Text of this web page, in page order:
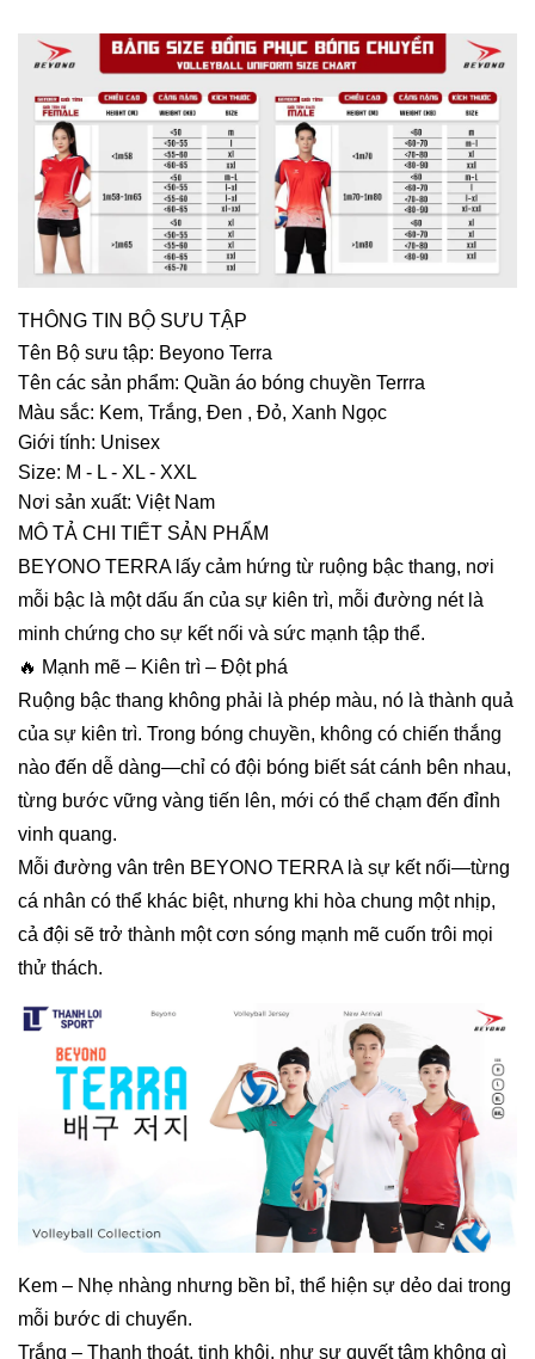
THÔNG TIN BỘ SƯU TẬP
Tên Bộ sưu tập: Beyono Terra
Tên các sản phẩm: Quần áo bóng chuyền Terrra
Màu sắc: Kem, Trắng, Đen , Đỏ, Xanh Ngọc
Giới tính: Unisex
Size: M - L - XL - XXL
Nơi sản xuất: Việt Nam
MÔ TẢ CHI TIẾT SẢN PHẨM
BEYONO TERRA lấy cảm hứng từ ruộng bậc thang, nơi
mỗi bậc là một dấu ấn của sự kiên trì, mỗi đường nét là
minh chứng cho sự kết nối và sức mạnh tập thể.
🔥 Mạnh mẽ – Kiên trì – Đột phá
Ruộng bậc thang không phải là phép màu, nó là thành quả
của sự kiên trì. Trong bóng chuyền, không có chiến thắng
nào đến dễ dàng—chỉ có đội bóng biết sát cánh bên nhau,
từng bước vững vàng tiến lên, mới có thể chạm đến đỉnh
vinh quang.
Mỗi đường vân trên BEYONO TERRA là sự kết nối—từng
cá nhân có thể khác biệt, nhưng khi hòa chung một nhịp,
cả đội sẽ trở thành một cơn sóng mạnh mẽ cuốn trôi mọi
thử thách.
Kem – Nhẹ nhàng nhưng bền bỉ, thể hiện sự dẻo dai trong
mỗi bước di chuyển.
Trắng – Thanh thoát, tinh khôi, như sự quyết tâm không gì